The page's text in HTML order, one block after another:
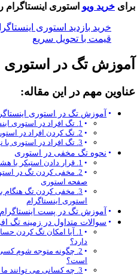
برای خرید ویو استوری
خرید بازدید استوری
قیمت با تحویل سریع
آموزش تگ در استوری
عناوین مهم در این مقاله:
آموزش تگ در استوری
1. تگ افراد در استوری اینستاگرام به صورت دستی
2. تگ کردن افراد در استوری با استفاده از برچسب mention
3. تگ افراد در استوری با نوشتن نام کاربری
نحوه تگ مخفی در استوری
1. قرار دادن استیکر یا هشتگ روی تگ
2. مخفی کردن تگ در
صفحه استوری
3. مخفی کردن تگ هنگام
استوری اینستاگرام
آموزش تگ در پست اینستاگرام
سوالات متداول در زمینه تگ
1. آیا امکان تگ کردن
دارد؟
2. چگونه متوجه شوم
است؟
3. چه کسانی می توانند ما را در استوری خود تگ کنند؟